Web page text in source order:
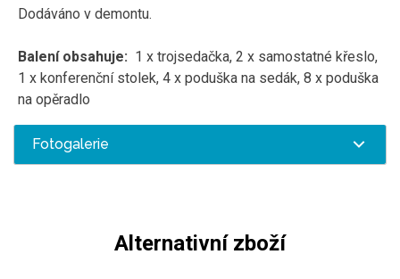
Dodáváno v demontu.
Balení obsahuje: 1 x trojsedačka, 2 x samostatné křeslo,
1 x konferenční stolek, 4 x poduška na sedák, 8 x poduška
na opěradlo
Fotogalerie
Alternativní zboží